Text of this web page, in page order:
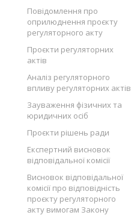
Повідомлення про
оприлюднення проєкту
регуляторного акту
Проєкти регуляторних
актів
Аналіз регуляторного
впливу регуляторних актів
Зауваження фізичних та
юридичних осіб
Проєкти рішень ради
Експертний висновок
відповідальної комісії
Висновок відповідальної
комісії про відповідність
проєкту регуляторного
акту вимогам Закону